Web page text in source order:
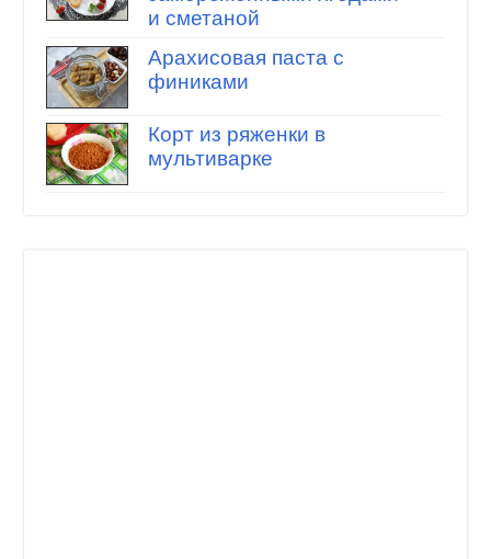
и сметаной
Арахисовая паста с
финиками
Корт из ряженки в
мультиварке